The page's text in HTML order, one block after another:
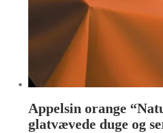
Appelsin orange
glatvævede duge og